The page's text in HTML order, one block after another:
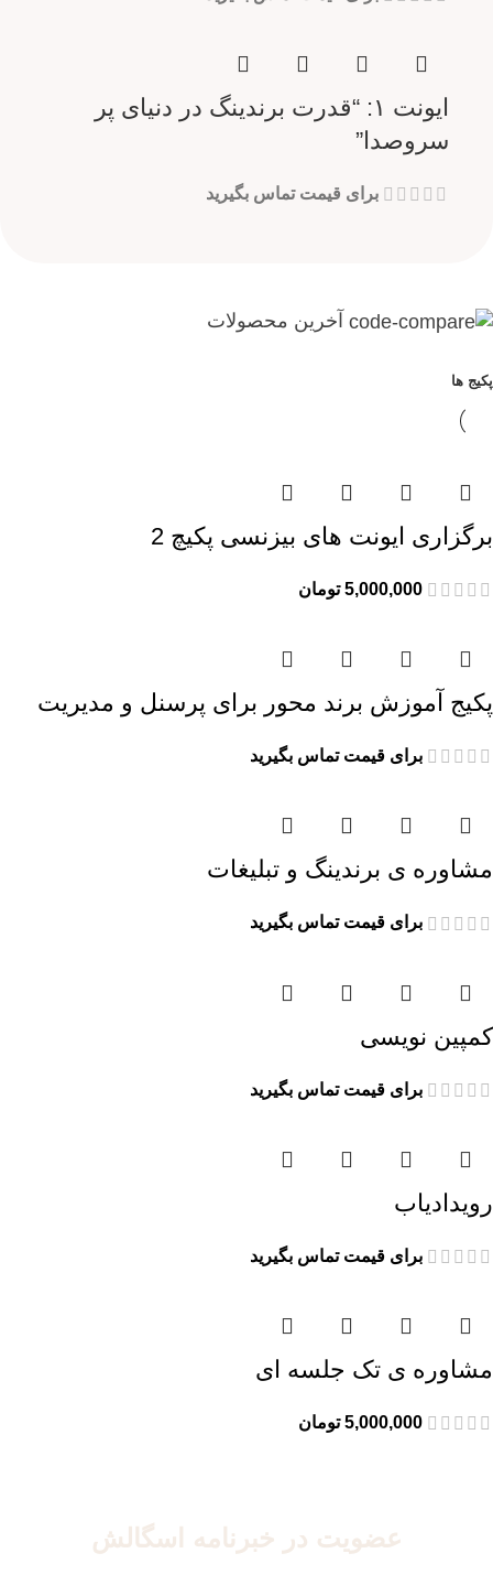
ایونت ۱: “قدرت برندینگ در دنیای پر
سروصدا”
برای قیمت تماس بگیرید
آخرین محصولات
پکیج ها
برگزاری ایونت های بیزنسی پکیچ 2
5,000,000 تومان
پکیج آموزش برند محور برای پرسنل و مدیریت
برای قیمت تماس بگیرید
مشاوره ی برندینگ و تبلیغات
برای قیمت تماس بگیرید
کمپین نویسی
برای قیمت تماس بگیرید
رویدادیاب
برای قیمت تماس بگیرید
مشاوره ی تک جلسه ای
5,000,000 تومان
عضویت در خبرنامه اسگالش